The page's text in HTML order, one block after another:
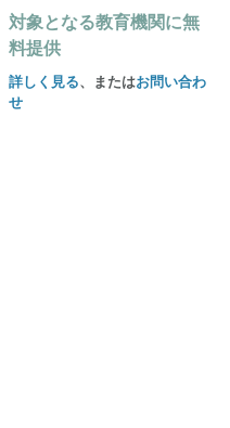
対象となる教育機関に無
料提供
詳しく見る、またはお問い合わ
せ